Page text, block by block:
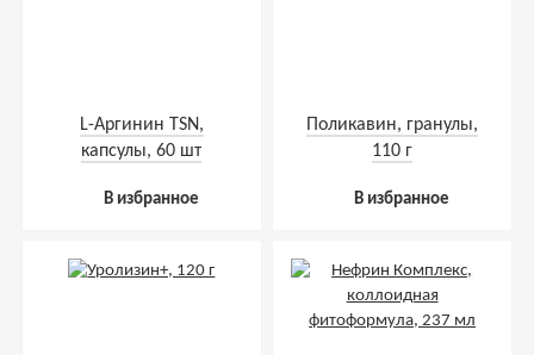
L-Аргинин TSN,
капсулы, 60 шт
В избранное
Поликавин, гранулы,
110 г
В избранное